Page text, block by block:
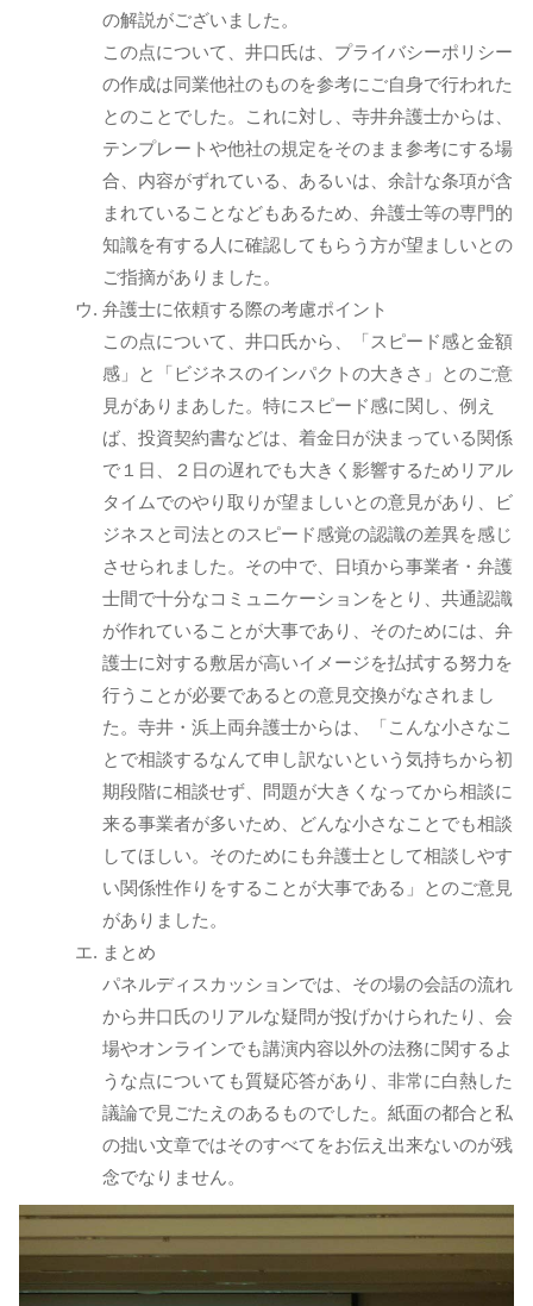
の解説がございました。
この点について、井口氏は、プライバシーポリシー
の作成は同業他社のものを参考にご自身で行われた
とのことでした。これに対し、寺井弁護士からは、
テンプレートや他社の規定をそのまま参考にする場
合、内容がずれている、あるいは、余計な条項が含
まれていることなどもあるため、弁護士等の専門的
知識を有する人に確認してもらう方が望ましいとの
ご指摘がありました。
弁護士に依頼する際の考慮ポイント
この点について、井口氏から、「スピード感と金額
感」と「ビジネスのインパクトの大きさ」とのご意
見がありまあした。特にスピード感に関し、例え
ば、投資契約書などは、着金日が決まっている関係
で１日、２日の遅れでも大きく影響するためリアル
タイムでのやり取りが望ましいとの意見があり、ビ
ジネスと司法とのスピード感覚の認識の差異を感じ
させられました。その中で、日頃から事業者・弁護
士間で十分なコミュニケーションをとり、共通認識
が作れていることが大事であり、そのためには、弁
護士に対する敷居が高いイメージを払拭する努力を
行うことが必要であるとの意見交換がなされまし
た。寺井・浜上両弁護士からは、「こんな小さなこ
とで相談するなんて申し訳ないという気持ちから初
期段階に相談せず、問題が大きくなってから相談に
来る事業者が多いため、どんな小さなことでも相談
してほしい。そのためにも弁護士として相談しやす
い関係性作りをすることが大事である」とのご意見
がありました。
まとめ
パネルディスカッションでは、その場の会話の流れ
から井口氏のリアルな疑問が投げかけられたり、会
場やオンラインでも講演内容以外の法務に関するよ
うな点についても質疑応答があり、非常に白熱した
議論で見ごたえのあるものでした。紙面の都合と私
の拙い文章ではそのすべてをお伝え出来ないのが残
念でなりません。